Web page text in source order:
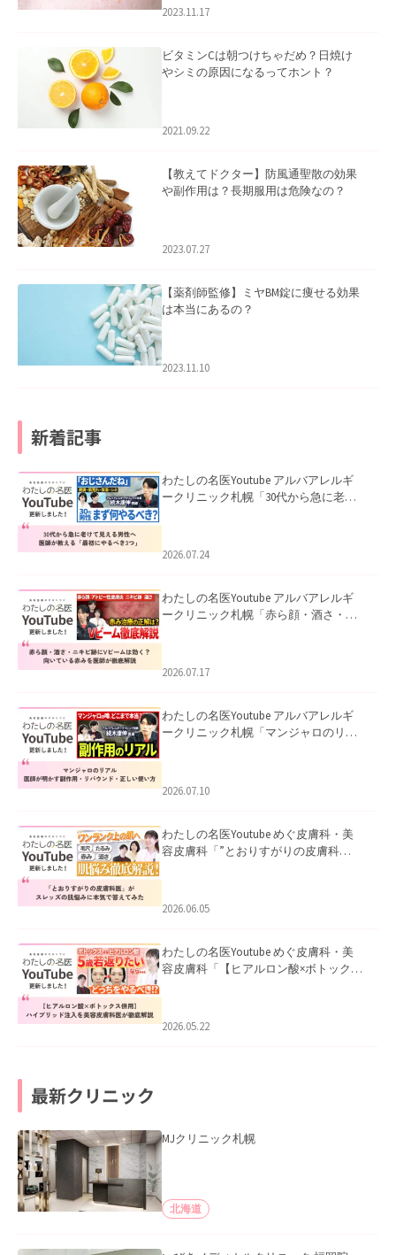
2023.11.17
ビタミンCは朝つけちゃだめ？日焼け
やシミの原因になるってホント？
2021.09.22
【教えてドクター】防風通聖散の効果
や副作用は？長期服用は危険なの？
2023.07.27
【薬剤師監修】ミヤBM錠に痩せる効果
は本当にあるの？
2023.11.10
新着記事
わたしの名医Youtube アルバアレルギ
ークリニック札幌「30代から急に老け
た。
2026.07.24
わたしの名医Youtube アルバアレルギ
ークリニック札幌「赤ら顔・酒さ・ニ
した。
2026.07.17
わたしの名医Youtube アルバアレルギ
ークリニック札幌「マンジャロのリア
2026.07.10
わたしの名医Youtube めぐ皮膚科・美
容皮膚科「”とおりすがりの皮膚科
2026.06.05
わたしの名医Youtube めぐ皮膚科・美
容皮膚科「【ヒアルロン酸×ボトックス
2026.05.22
最新クリニック
MJクリニック札幌
北海道